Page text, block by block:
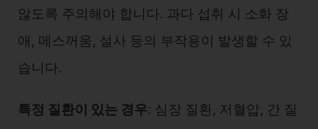
않도록 주의해야 합니다. 과다 섭취 시 소화 장
애, 메스꺼움, 설사 등의 부작용이 발생할 수 있
습니다.
특정 질환이 있는 경우: 심장 질환, 저혈압, 간 질